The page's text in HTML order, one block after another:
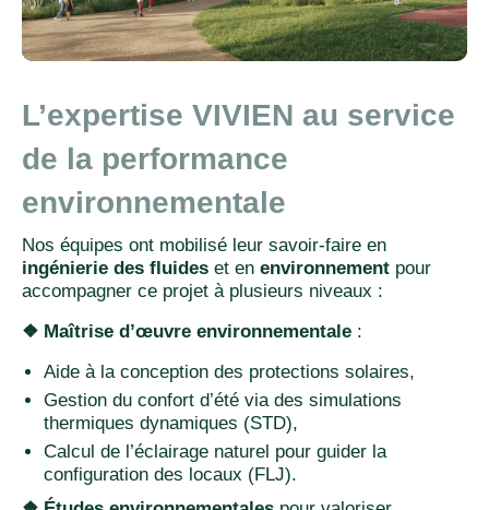
L’expertise VIVIEN au service
de la performance
environnementale
Nos équipes ont mobilisé leur savoir-faire en
ingénierie des fluides et en environnement pour
accompagner ce projet à plusieurs niveaux :
❖ Maîtrise d’œuvre environnementale :
Aide à la conception des protections solaires,
Gestion du confort d’été via des simulations
thermiques dynamiques (STD),
Calcul de l’éclairage naturel pour guider la
configuration des locaux (FLJ).